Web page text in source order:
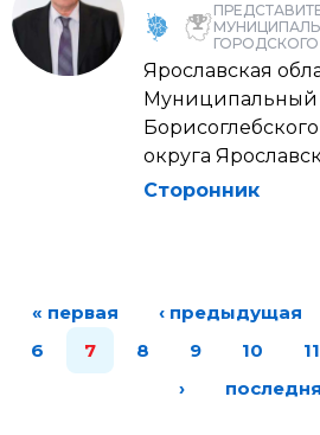
ГОРОДСКОГО
Ярославская
Муниципальный
округа
Сторонник
« первая ‹ предыдущая
6
7 8 9 10 11
›